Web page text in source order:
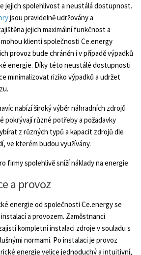
jejich spolehlivost a neustálá dostupnost.
jsou pravidelně udržovány a
jejich maximální funkčnost a
klienti společnosti Ce.energy
provoz bude chráněn i v případě výpadků
energie. Díky této neustálé dostupnosti
minimalizovat riziko výpadků a udržet
nabízí široký výběr náhradních zdrojů
pokrývají různé potřeby a požadavky
z různých typů a kapacit zdrojů dle
ve kterém budou využívány.
firmy spolehlivě sníží náklady na energie
a provoz
energie od společnosti Ce.energy se
a provozem. Zaměstnanci
kompletní instalaci zdroje v souladu s
normami. Po instalaci je provoz
energie velice jednoduchý a intuitivní,